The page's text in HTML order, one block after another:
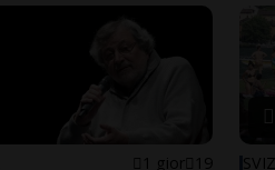
1 gior 19